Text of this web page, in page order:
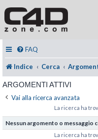
FAQ
Indice Cerca
ARGOMENTI ATTIVI
Vai alla ricerca avanzata
La ricerca ha
Nessun argomento o messaggio
La ricerca ha